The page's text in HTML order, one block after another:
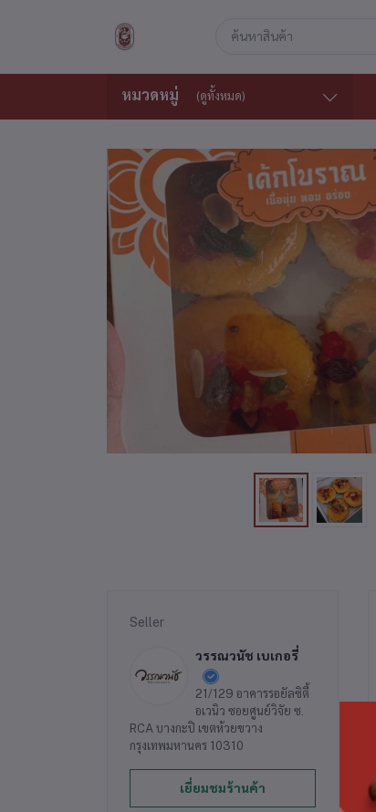
หมวดหมู่ (ดูทั้งหมด)
Seller
วรรณวนัช เบเกอรี่
21/129 อาคารรอยัลซิตี้
อเวนิว ซอยศูนย์วิจัย ซ.
RCA บางกะปิ เขตห้วยขวาง
กรุงเทพมหานคร 10310
เยี่ยมชมร้านค้า